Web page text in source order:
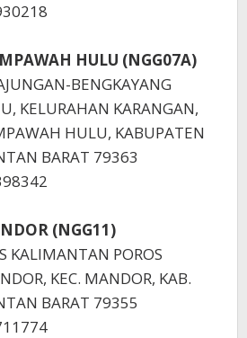
HULU (NGG07A)
BENGKAYANG
KELURAHAN KARANGAN,
HULU, KABUPATEN
BARAT 79363
(NGG11)
KALIMANTAN POROS
KEC. MANDOR, KAB.
BARAT 79355